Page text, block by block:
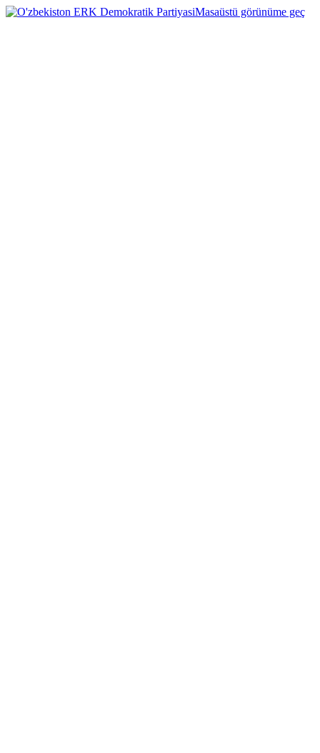
Masaüstü görünüme geç